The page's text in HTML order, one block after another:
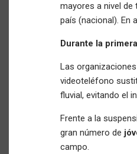
mayores a nivel de
país (nacional). En
Durante la
Las
videoteléfono
fluvial, evitando el
Frente a la
gran número de
campo.